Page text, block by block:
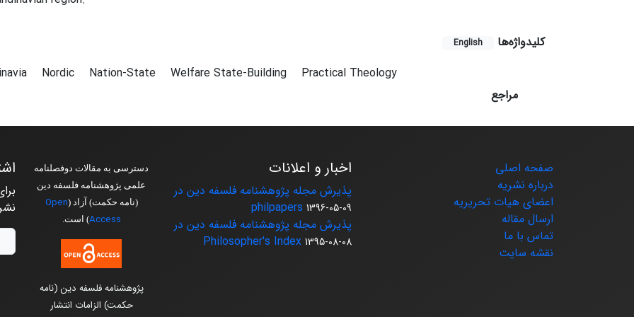
کلیدواژه‌ها English
Nordic Nation-State Welfare State-Building
Practical Theology
مراجع
صفحه اصلی
درباره نشریه
اعضای هیات تحریریه
ارسال مقاله
تماس با ما
نقشه سایت
اخبار و اعلانات
پذیرش مجله پژوهشنامه فلسفه دین در
philpapers 1396-05-09
پذیرش مجله پژوهشنامه فلسفه دین در
Philosopher's Index 1395-08-08
دسترسی به مقالات دوفصلنامه
علمی پژوهشنامه فلسفه دین
(نامه حکمت) آزاد (Open
Access) است.
پژوهشنامه فلسفه دین (نامه
حکمت) الزامات انتشار